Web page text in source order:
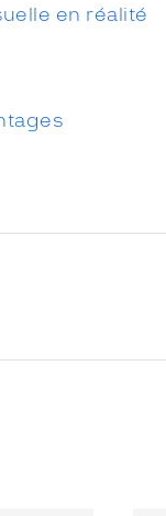
en réalité